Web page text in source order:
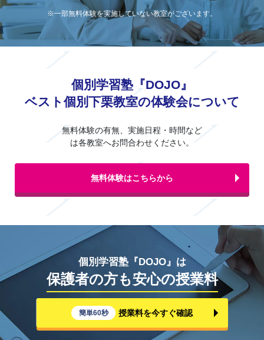
※一部無料体験を実施していない教室がございます。
個別学習塾『DOJO』
ベスト個別下栗教室の体験会について
無料体験の有無、実施日程・時間など
は各教室へお問合わせください。
無料体験はこちらから
個別学習塾『DOJO』は
保護者の方も安心の授業料
簡単60秒 授業料を今すぐ確認